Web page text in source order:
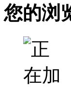
您的浏